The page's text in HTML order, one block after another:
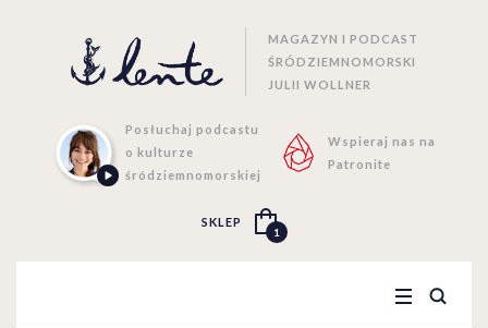
MAGAZYN I PODCAST
ŚRÓDZIEMNOMORSKI
JULII WOLLNER
Posłuchaj podcastu
o kulturze
śródziemnomorskiej
Wspieraj nas na
Patronite
SKLEP
1